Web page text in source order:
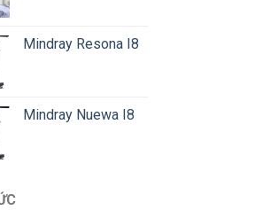
Mindray Resona I8
Mindray Nuewa I8